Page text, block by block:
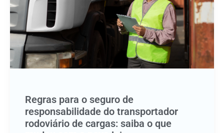
Regras para o seguro de
responsabilidade do transportador
rodoviário de cargas: saiba o que